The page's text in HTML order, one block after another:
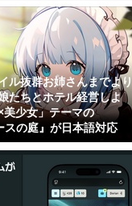
ル抜群お姉さんまでより
たちとホテル経営しよ
少女」テーマの
スの庭』が日本語対応